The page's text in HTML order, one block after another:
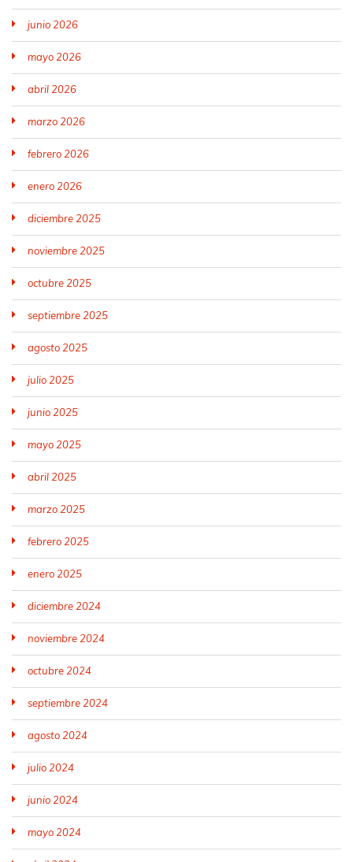
junio 2026
mayo 2026
abril 2026
marzo 2026
febrero 2026
enero 2026
diciembre 2025
noviembre 2025
octubre 2025
septiembre 2025
agosto 2025
julio 2025
junio 2025
mayo 2025
abril 2025
marzo 2025
febrero 2025
enero 2025
diciembre 2024
noviembre 2024
octubre 2024
septiembre 2024
agosto 2024
julio 2024
junio 2024
mayo 2024